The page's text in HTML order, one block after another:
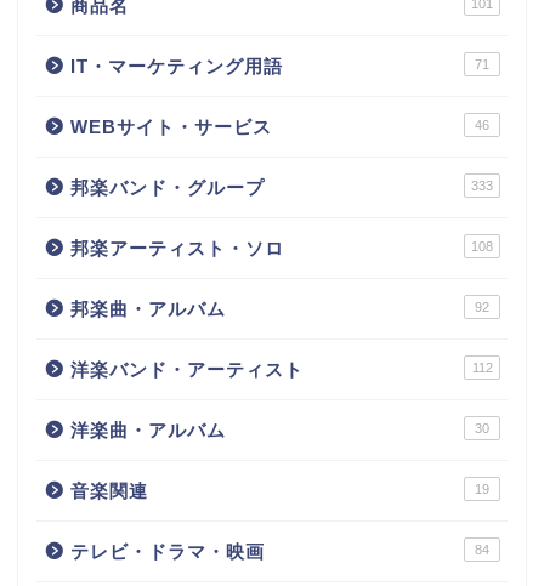
商品名 101
IT・マーケティング用語 71
WEBサイト・サービス 46
邦楽バンド・グループ 333
邦楽アーティスト・ソロ 108
邦楽曲・アルバム 92
洋楽バンド・アーティスト 112
洋楽曲・アルバム 30
音楽関連 19
テレビ・ドラマ・映画 84